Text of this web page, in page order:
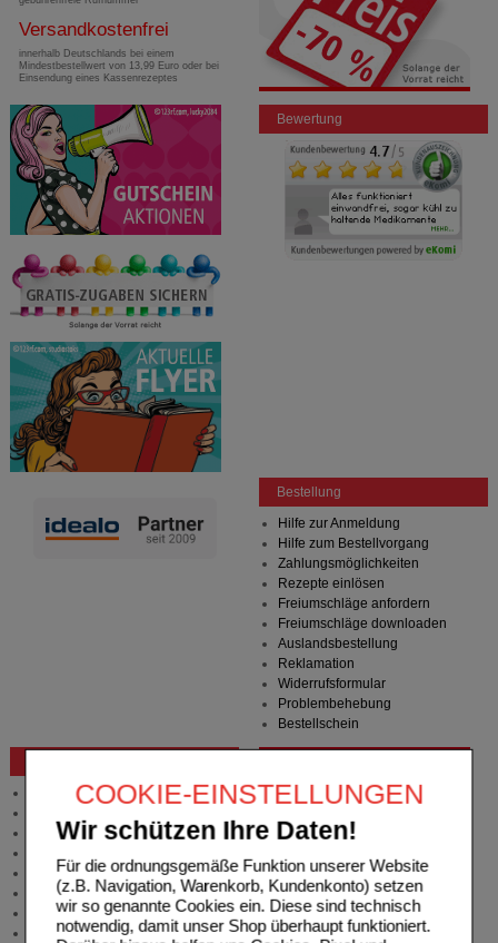
COOKIE-EINSTELLUNGEN
Wir schützen Ihre Daten!
Für die ordnungsgemäße Funktion unserer Website
(z.B. Navigation, Warenkorb, Kundenkonto) setzen
wir so genannte Cookies ein. Diese sind technisch
notwendig, damit unser Shop überhaupt funktioniert.
Versandkostenfrei
innerhalb Deutschlands bei einem
Mindestbestellwert von 13,99 Euro oder bei
Einsendung eines Kassenrezeptes
Bewertung
Bestellung
Hilfe zur Anmeldung
Hilfe zum Bestellvorgang
Zahlungsmöglichkeiten
Rezepte einlösen
Freiumschläge anfordern
Freiumschläge downloaden
Auslandsbestellung
Reklamation
Widerrufsformular
Problembehebung
Bestellschein
Allgemeine Information
Meldung Arzneimittelrisiken
Angebote & Downloads
Newsletter
Neukundenprämie
Stellenangebote